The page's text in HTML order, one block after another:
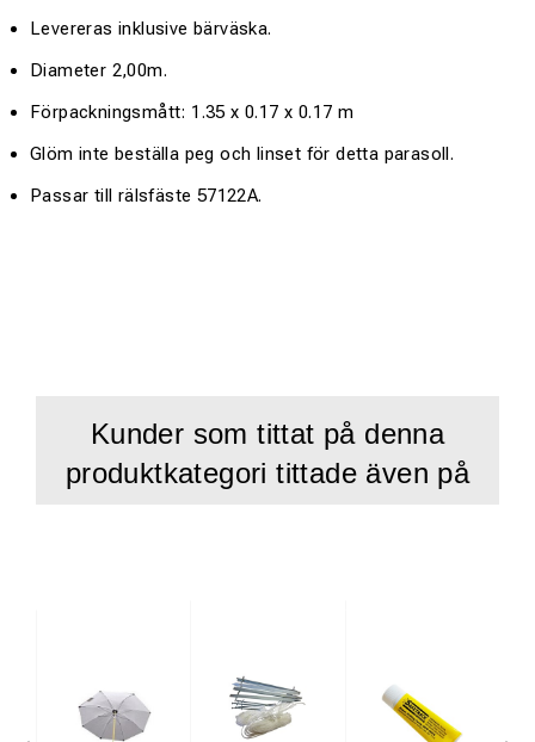
Levereras inklusive bärväska.
Diameter 2,00m.
Förpackningsmått: 1.35 x 0.17 x 0.17 m
Glöm inte beställa peg och linset för detta parasoll.
Passar till rälsfäste 57122A.
Kunder som tittat på denna
produktkategori tittade även på